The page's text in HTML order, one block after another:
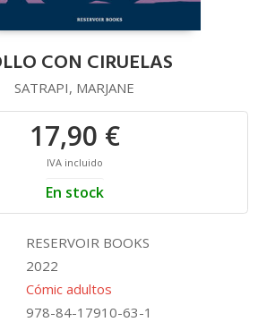
CON CIRUELAS
SATRAPI, MARJANE
17,90 €
IVA incluido
En stock
RESERVOIR BOOKS
2022
Cómic adultos
978-84-17910-63-1